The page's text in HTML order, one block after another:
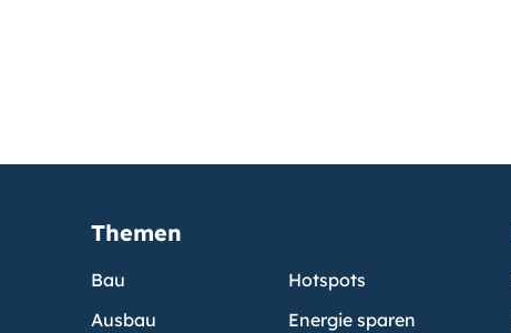
Themen
Bau
Ausbau
Hotspots
Energie sparen